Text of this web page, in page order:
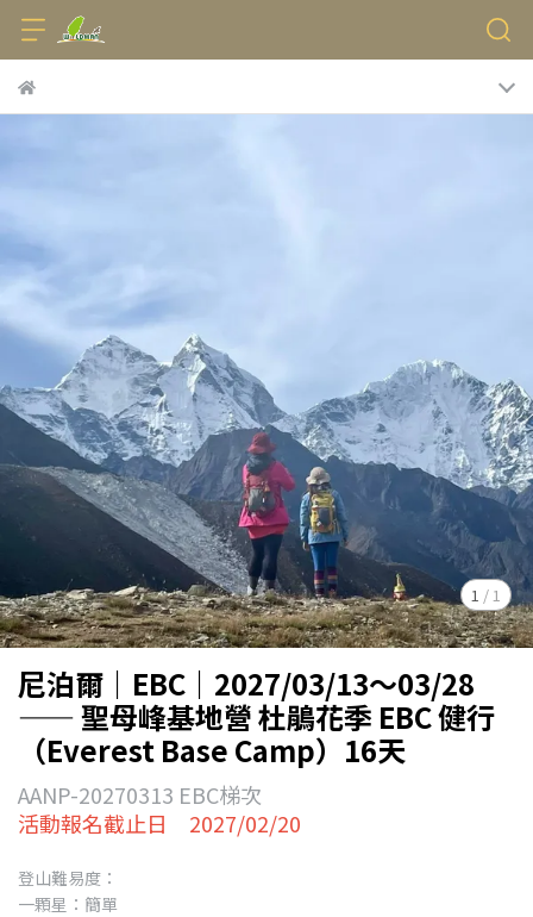
1 / 1
尼泊爾｜EBC｜2027/03/13～03/28
—— 聖母峰基地營 杜鵑花季 EBC 健行
（Everest Base Camp）16天
AANP-20270313 EBC梯次
活動報名截止日 2027/02/20
登山難易度：
一顆星：簡單